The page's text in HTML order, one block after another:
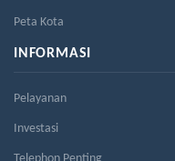
Peta Kota
INFORMASI
Pelayanan
Investasi